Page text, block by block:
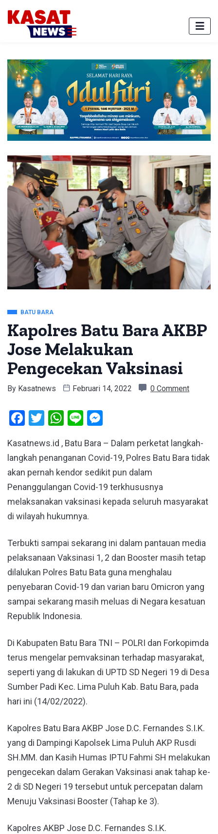
BATU BARA
Kapolres Batu Bara AKBP
Jose Melakukan
Pengecekan Vaksinasi
By Kasatnews Februari 14, 2022 0 Comment
Facebook
Twitter
WhatsApp
Line
Kasatnews.id , Batu Bara – Dalam perketat langkah-
langkah penanganan Covid-19, Polres Batu Bara tidak
akan pernah kendor sedikit pun dalam
Penanggulangan Covid-19 terkhususnya
melaksanakan vaksinasi kepada seluruh masyarakat
di wilayah hukumnya.
Terbukti sampai sekarang ini dalam pantauan media
pelaksanaan Vaksinasi 1, 2 dan Booster masih tetap
dilalukan Polres Batu Bata guna menghalau
penyebaran Covid-19 dan varian baru Omicron yang
sampai sekarang masih meluas di Negara kesatuan
Republik Indonesia.
Di Kabupaten Batu Bara TNI – POLRI dan Forkopimda
terus mengelar pemvaksinan terhadap masyarakat,
seperti yang di lakukan di UPTD SD Negeri 19 di Desa
Sumber Padi Kec. Lima Puluh Kab. Batu Bara, pada
hari ini (14/02/2022).
Kapolres Batu Bara AKBP Jose D.C. Fernandes S.I.K.
yang di Dampingi Kapolsek Lima Puluh AKP Rusdi
SH.MM. dan Kasih Humas IPTU Fahmi SH melakukan
pengecekan dalam Gerakan Vaksinasi anak tahap ke-
2 di SD Negeri 19 tersebut untuk percepatan dalam
Menuju Vaksinasi Booster (Tahap ke 3).
Kapolres AKBP Jose D.C. Fernandes S.I.K.